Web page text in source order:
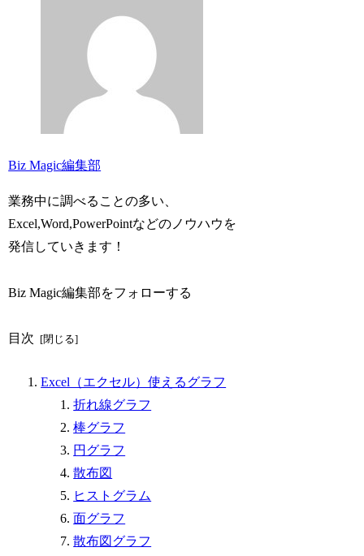
Biz Magic編集部
業務中に調べることの多い、
Excel,Word,PowerPointなどのノウハウを
発信していきます！
Biz Magic編集部をフォローする
目次
Excel（エクセル）使えるグラフ
折れ線グラフ
棒グラフ
円グラフ
散布図
ヒストグラム
面グラフ
散布図グラフ